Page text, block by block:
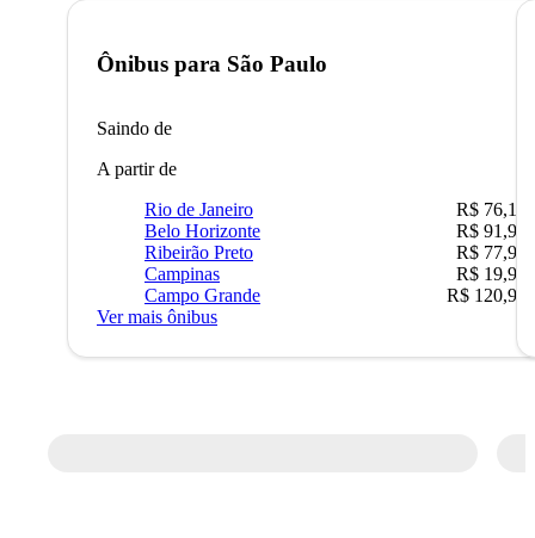
Ônibus para São Paulo
Saindo de
A partir de
Rio de Janeiro
R$ 76,10
Belo Horizonte
R$ 91,90
Ribeirão Preto
R$ 77,90
Campinas
R$ 19,90
Campo Grande
R$ 120,90
Ver mais ônibus